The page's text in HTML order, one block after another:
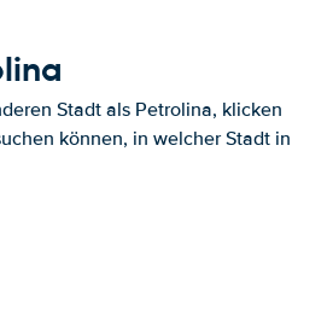
Stadt als Petrolina, klicken
können, in welcher Stadt in